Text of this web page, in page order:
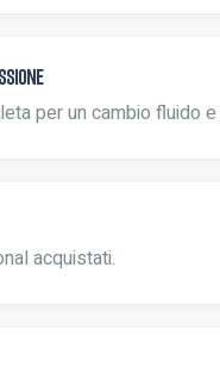
per un cambio fluido
acquistati.